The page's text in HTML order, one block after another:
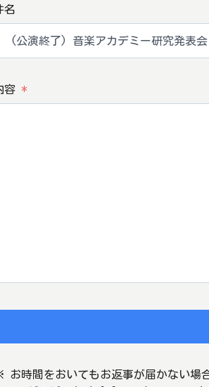
名
容 *
お時間をおいてもお返事が届かない場